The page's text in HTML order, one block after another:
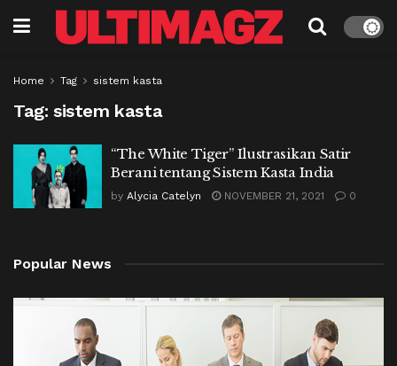
Home Tag sistem kasta
Tag: sistem kasta
“The White Tiger” Ilustrasikan Satir
Berani tentang Sistem Kasta India
by Alycia Catelyn NOVEMBER 21, 2021 0
Popular News